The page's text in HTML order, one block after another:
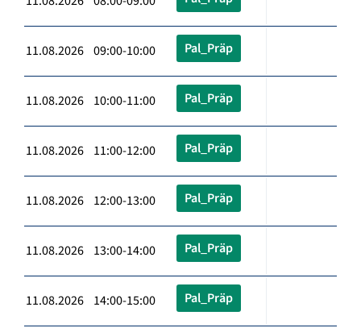
11.08.2026 09:00-10:00 Pal_Präp
11.08.2026 10:00-11:00 Pal_Präp
11.08.2026 11:00-12:00 Pal_Präp
11.08.2026 12:00-13:00 Pal_Präp
11.08.2026 13:00-14:00 Pal_Präp
11.08.2026 14:00-15:00 Pal_Präp